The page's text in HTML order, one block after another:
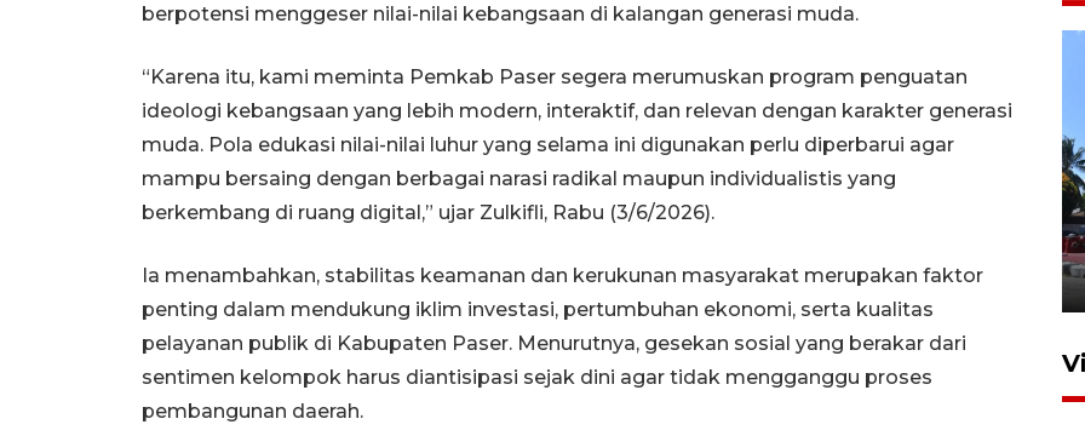
berpotensi menggeser nilai-nilai kebangsaan di kalangan generasi muda.
“Karena itu, kami meminta Pemkab Paser segera merumuskan program penguatan
ideologi kebangsaan yang lebih modern, interaktif, dan relevan dengan karakter generasi
muda. Pola edukasi nilai-nilai luhur yang selama ini digunakan perlu diperbarui agar
mampu bersaing dengan berbagai narasi radikal maupun individualistis yang
berkembang di ruang digital,” ujar Zulkifli, Rabu (3/6/2026).
Ia menambahkan, stabilitas keamanan dan kerukunan masyarakat merupakan faktor
penting dalam mendukung iklim investasi, pertumbuhan ekonomi, serta kualitas
pelayanan publik di Kabupaten Paser. Menurutnya, gesekan sosial yang berakar dari
sentimen kelompok harus diantisipasi sejak dini agar tidak mengganggu proses
pembangunan daerah.
Hasil Operasi Antik Mahakam
31 Juli 2026 20:49